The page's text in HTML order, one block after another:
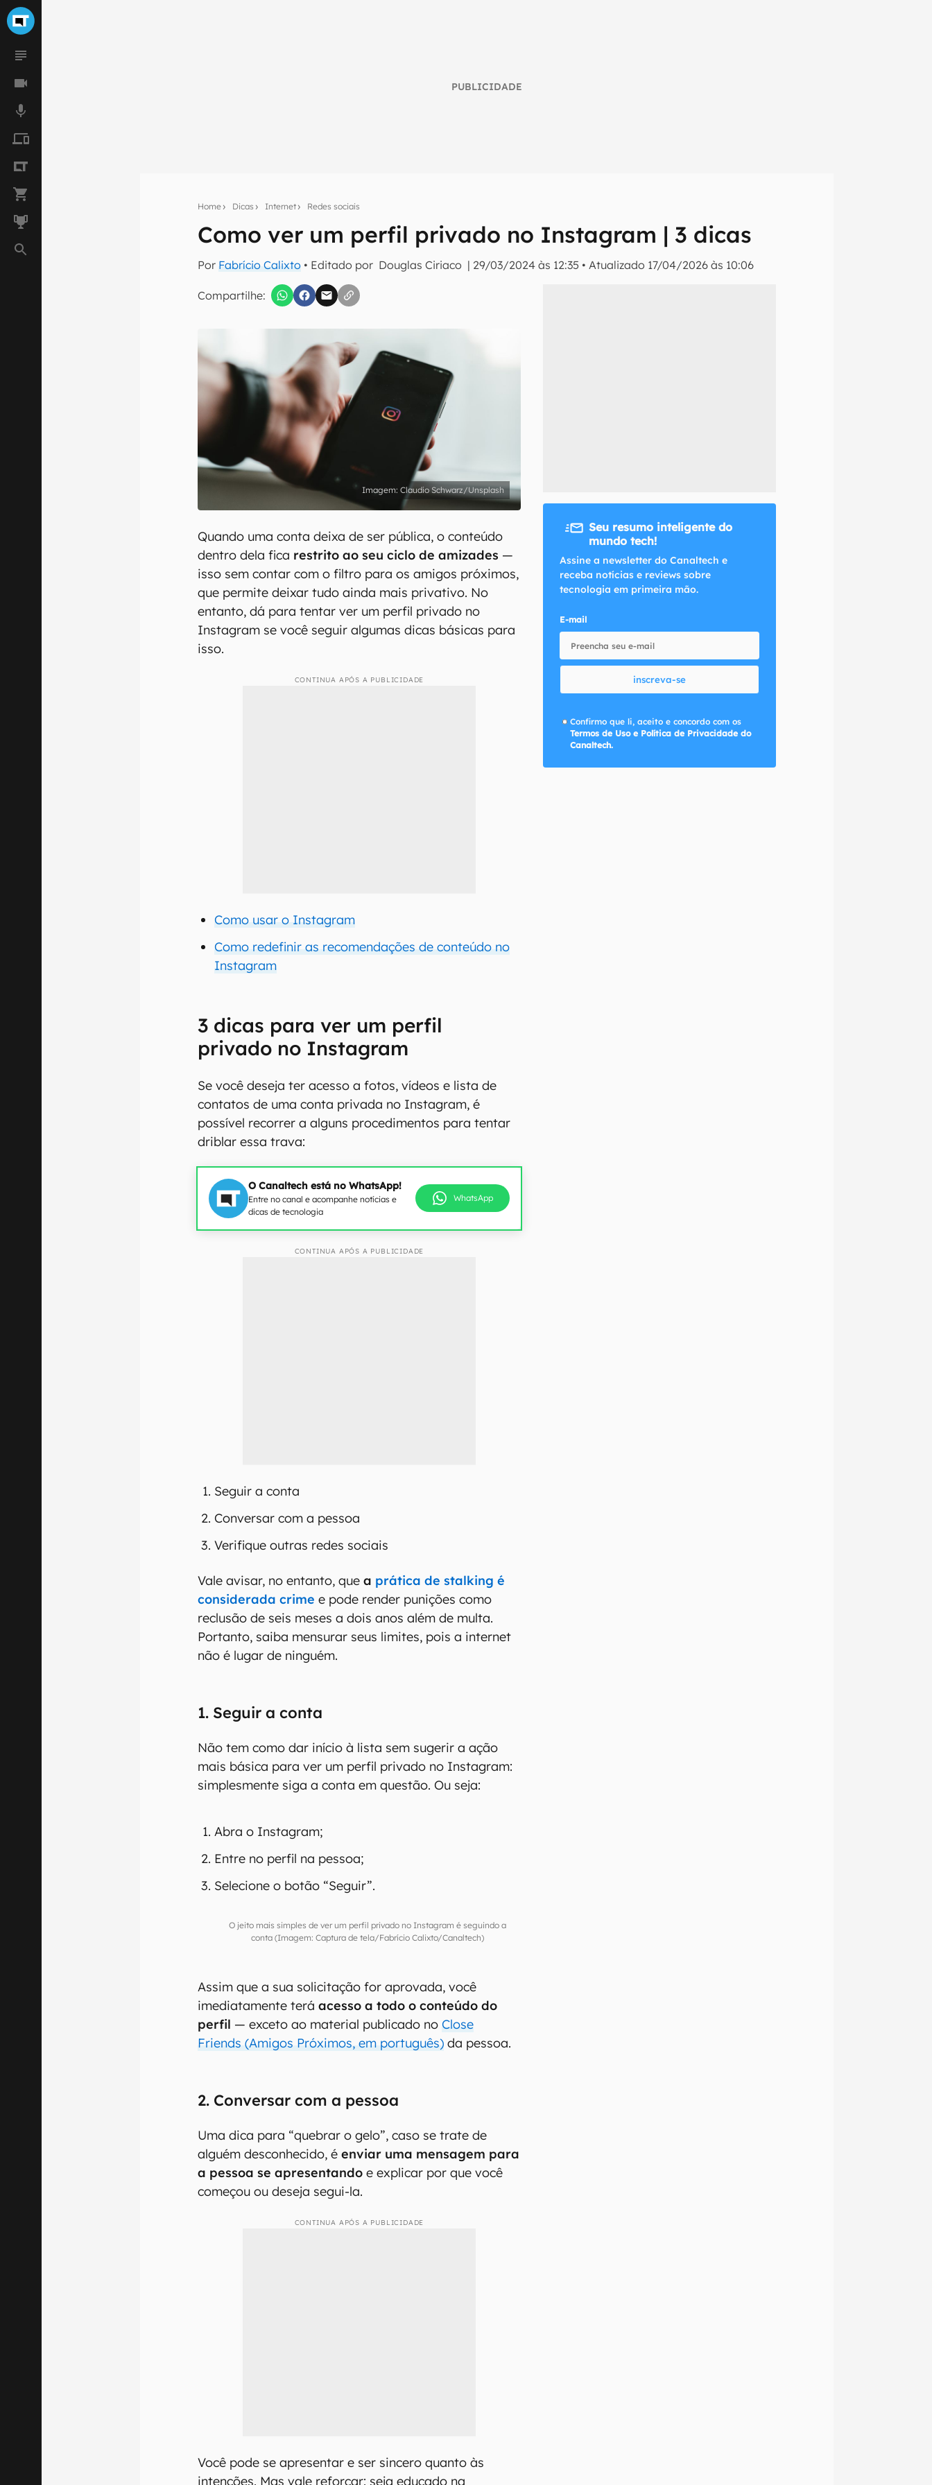
PUBLICIDADE
Home Dicas Internet Redes sociais
Como ver um perfil privado no Instagram | 3 dicas
Por Fabrício Calixto • Editado por Douglas Ciriaco | 29/03/2024 às 12:35 •Atualizado 17/04/2026 às 10:06
Compartilhe:
Seu resumo inteligente do mundo tech!
Assine a newsletter do Canaltech e receba notícias e reviews sobre tecnologia em primeira
inscreva-se
Confirmo que li, aceito e concordo com os Termos de Uso e Política de Privacidade do Canaltech.
Claudio Schwarz/Unsplash
Quando uma conta deixa de ser pública, o conteúdo
dentro dela fica restrito ao seu ciclo de amizades —
isso sem contar com o filtro para os amigos próximos,
que permite deixar tudo ainda mais privativo. No
entanto, dá para tentar ver um perfil privado no
Instagram se você seguir algumas dicas básicas para
isso.
CONTINUA APÓS A PUBLICIDADE
Como usar o Instagram
Como redefinir as recomendações de conteúdo no
Instagram
3 dicas para ver um perfil
privado no Instagram
Se você deseja ter acesso a fotos, vídeos e lista de
contatos de uma conta privada no Instagram, é
possível recorrer a alguns procedimentos para tentar
driblar essa trava:
O Canaltech está no WhatsApp!
Entre no canal e acompanhe notícias e
dicas de tecnologia
WhatsApp
CONTINUA APÓS A PUBLICIDADE
Seguir a conta
Conversar com a pessoa
Verifique outras redes sociais
Vale avisar, no entanto, quea prática de stalking é
considerada crime e pode render punições como
reclusão de seis meses a dois anos além de multa.
Portanto, saiba mensurar seus limites, pois a internet
não é lugar de ninguém.
1. Seguir a conta
Não tem como dar início à lista sem sugerir a ação
mais básica para ver um perfil privado no Instagram:
simplesmente siga a conta em questão. Ou seja:
Abra o Instagram;
Entre no perfil na pessoa;
Selecione o botão “Seguir”.
O jeito mais simples de ver um perfil privado no Instagram é seguindo a
conta (Imagem: Captura de tela/Fabrício Calixto/Canaltech)
Assim que a sua solicitação for aprovada, você
imediatamente teráacesso a todo o conteúdo do
perfil — exceto ao material publicado noClose
Friends (Amigos Próximos, em português) da pessoa.
2. Conversar com a pessoa
Uma dica para “quebrar o gelo”, caso se trate de
alguém desconhecido, éenviar uma mensagem para
a pessoa se apresentando e explicar por que você
começou ou deseja segui-la.
CONTINUA APÓS A PUBLICIDADE
Você pode se apresentar e ser sincero quanto às
intenções. Mas vale reforçar: seja educado na
Seu resumo inteligente do
mundo tech!
Assine a newsletter do Canaltech e
receba notícias e reviews sobre
tecnologia em primeira mão.
E-mail
inscreva-se
Confirmo que li, aceito e concordo com os
Termos de Uso e Política de Privacidade do
Canaltech.